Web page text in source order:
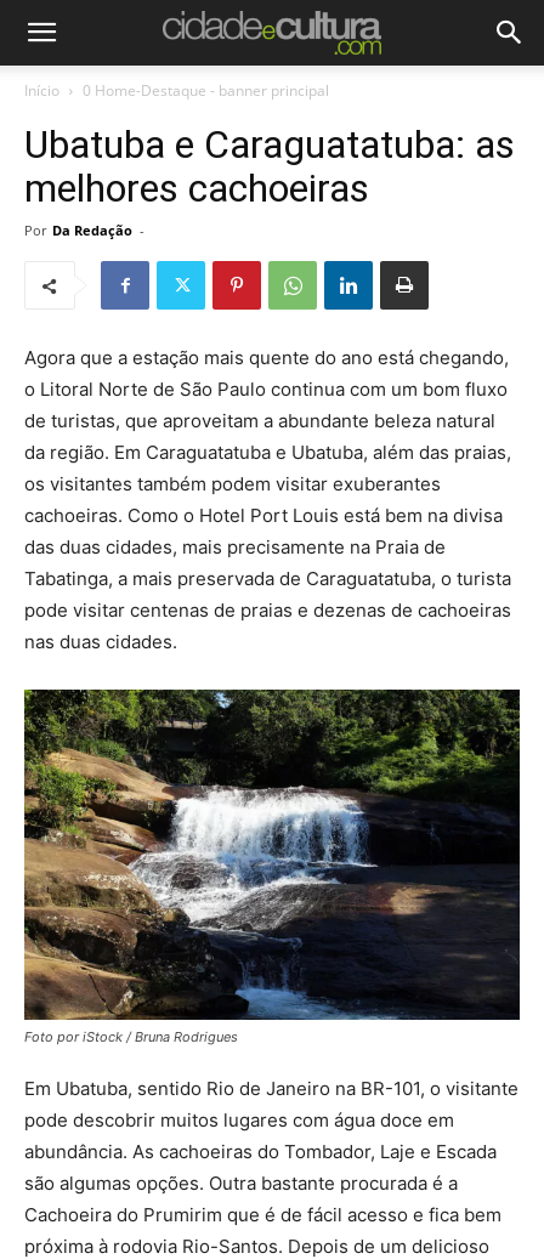
Início 0 Home-Destaque - banner principal
Ubatuba e Caraguatatuba: as
melhores cachoeiras
Por Da Redação -
Agora que a estação mais quente do ano está chegando,
o Litoral Norte de São Paulo continua com um bom fluxo
de turistas, que aproveitam a abundante beleza natural
da região. Em Caraguatatuba e Ubatuba, além das praias,
os visitantes também podem visitar exuberantes
cachoeiras. Como o Hotel Port Louis está bem na divisa
das duas cidades, mais precisamente na Praia de
Tabatinga, a mais preservada de Caraguatatuba, o turista
pode visitar centenas de praias e dezenas de cachoeiras
nas duas cidades.
Foto por iStock / Bruna Rodrigues
Em Ubatuba, sentido Rio de Janeiro na BR-101, o visitante
pode descobrir muitos lugares com água doce em
abundância. As cachoeiras do Tombador, Laje e Escada
são algumas opções. Outra bastante procurada é a
Cachoeira do Prumirim que é de fácil acesso e fica bem
próxima à rodovia Rio-Santos. Depois de um delicioso